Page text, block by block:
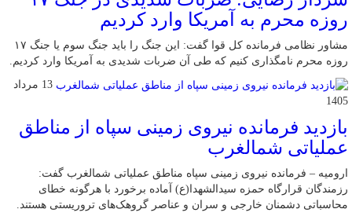
روزه محرم به آمریکا وارد کردیم
مشاور نظامی فرمانده کل قوا گفت: این جنگ را باید جنگ سوم یا جنگ ۱۷
روزه محرم نامگذاری کنیم که طی آن ضربات شدیدی به آمریکا وارد کردیم.
13 مرداد
1405
بازدید فرمانده نیروی زمینی سپاه از مناطق
عملیاتی شمالغرب
ارومیه – فرمانده نیروی زمینی سپاه مناطق عملیاتی شمالغرب گفت:
رزمندگان قرارگاه حمزه سیدالشهدا(ع) آماده برخورد با هرگونه خطای
محاسباتی دشمنان خارجی و سران و عناصر گروهک‌های تروریستی هستند.